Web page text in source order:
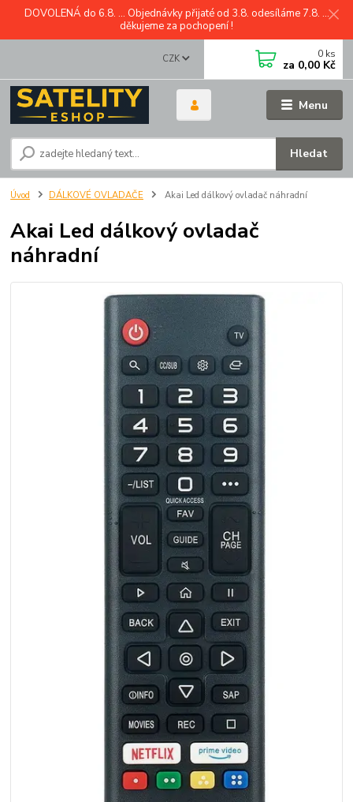
DOVOLENÁ do 6.8. ... Objednávky přijaté od 3.8. odesíláme 7.8. ...
děkujeme za pochopení !
Menu
CZK
Hledat
0 ks
za 0,00 Kč
Úvod DÁLKOVÉ OVLADAČE Akai Led dálkový ovladač náhradní
Akai Led dálkový ovladač
náhradní